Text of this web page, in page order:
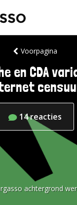
Voorpagina
en CDA
14reacties
achtergrond